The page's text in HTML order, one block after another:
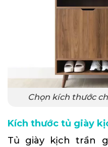
Chọn kích thước
Kích thước tủ giày
Tủ giày kịch trần